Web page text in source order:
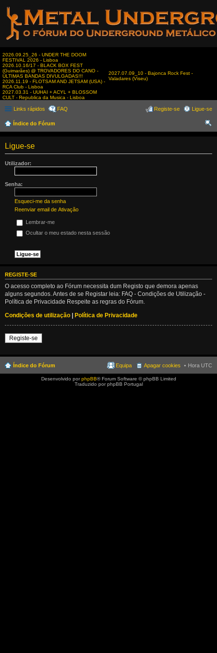
2026.09.25_26 - UNDER THE DOOM
FESTIVAL 2026 - Lisboa
2026.10.16/17 - BLACK BOX FEST
(Guimarães) @ TROVADORES DO CANO -
ÚLTIMAS BANDAS DIVULGADAS!!!
2026.11.19 - FLOTSAM AND JETSAM (USA) -
RCA Club - Lisboa
2027.03.31 - UUHAI + ACYL + BLOSSOM
CULT - Republica da Musica - Lisboa
2027.07.09_10 - Bajonca Rock Fest -
Valadares (Viseu)
Links rápidos FAQ Ligue-se
Registe-se
Índice do Fórum
Ligue-se
Utilizador:
Senha:
Esqueci-me da senha
Reenviar email de Ativação
Lembrar-me
Ocultar o meu estado nesta sessão
REGISTE-SE
O acesso completo ao Fórum necessita dum Registo que demora apenas
alguns segundos. Antes de se Registar leia: FAQ - Condições de Utilização -
Política de Privacidade Respeite as regras do Fórum.
Condições de utilização | Política de Privacidade
Registe-se
Índice do Fórum Hora UTC
Apagar cookies
Equipa
Desenvolvido porphpBB® Forum Software © phpBB Limited
Traduzido por phpBB Portugal